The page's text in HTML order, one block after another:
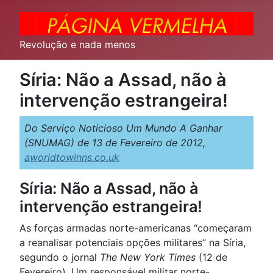
Revolução e nada menos
Síria: Não a Assad, não à
intervenção estrangeira!
Do Serviço Noticioso Um Mundo A Ganhar
(SNUMAG) de 13 de Fevereiro de 2012,
aworldtowinns.co.uk
Síria: Não a Assad, não à
intervenção estrangeira!
As forças armadas norte-americanas “começaram
a reanalisar potenciais opções militares” na Síria,
segundo o jornal The New York Times (12 de